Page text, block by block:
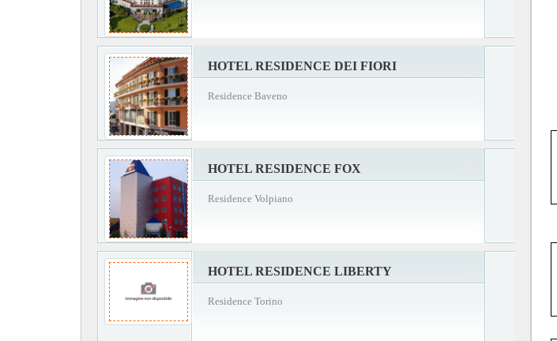
HOTEL RESIDENCE DEI FIORI
Residence Baveno
HOTEL RESIDENCE FOX
Residence Volpiano
HOTEL RESIDENCE LIBERTY
Residence Torino